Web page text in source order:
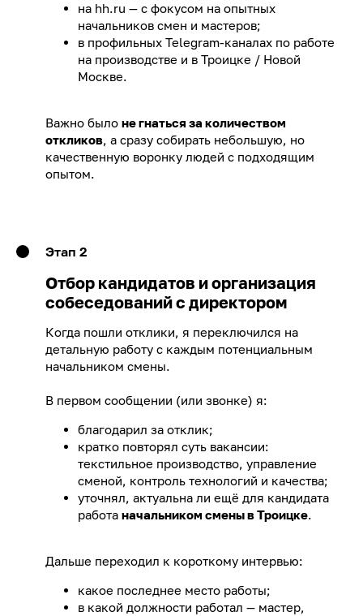
на hh.ru — с фокусом на опытных
начальников смен и мастеров;
в профильных Telegram-каналах по работе
на производстве и в Троицке / Новой
Москве.
Важно было не гнаться за количеством
откликов, а сразу собирать небольшую, но
качественную воронку людей с подходящим
опытом.
Этап 2
Отбор кандидатов и организация
собеседований с директором
Когда пошли отклики, я переключился на
детальную работу с каждым потенциальным
начальником смены.
В первом сообщении (или звонке) я:
благодарил за отклик;
кратко повторял суть вакансии:
текстильное производство, управление
сменой, контроль технологий и качества;
уточнял, актуальна ли ещё для кандидата
работа начальником смены в Троицке.
Дальше переходил к короткому интервью:
какое последнее место работы;
в какой должности работал — мастер,